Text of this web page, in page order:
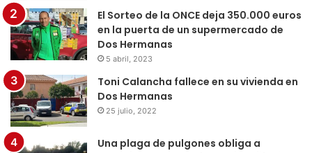
El Sorteo de la ONCE deja 350.000 euros
en la puerta de un supermercado de
Dos Hermanas
5 abril, 2023
Toni Calancha fallece en su vivienda en
Dos Hermanas
25 julio, 2022
Una plaga de pulgones obliga a